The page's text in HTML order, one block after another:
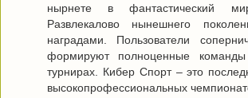
нырнете в фантастический
Развлекалово нынешнего
наградами. Пользователи
формируют полноценные
турнирах. Кибер Спорт – это
высокопрофессиональных